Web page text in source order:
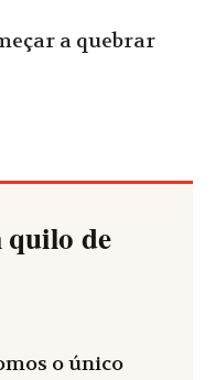
a quebrar
quilo de
o único